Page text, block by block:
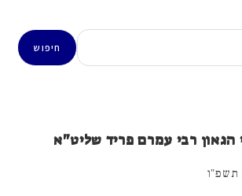
חיפוש
הגאון רבי עמרם פריד שליט"א
תשפ"ו